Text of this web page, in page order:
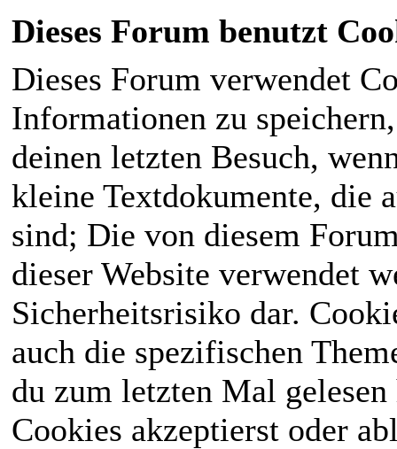
Dieses Forum benutzt
Dieses Forum verwendet
Informationen zu
deinen letzten Besuch,
kleine Textdokumente, die
sind; Die von diesem
dieser Website verwendet
Sicherheitsrisiko dar.
auch die spezifischen
du zum letzten Mal
Cookies akzeptierst oder